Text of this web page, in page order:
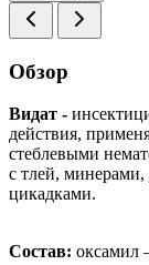
Обзор
Видат -
действия,
стеблевыми
с тлей,
цикадками.
Состав: оксамил